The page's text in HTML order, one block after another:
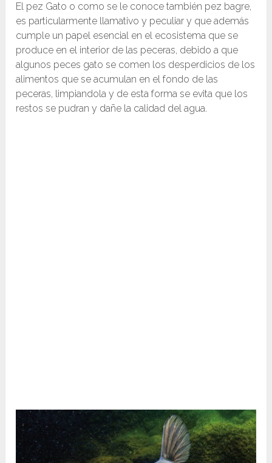
El pez Gato o como se le conoce también pez bagre,
es particularmente llamativo y peculiar y que además
cumple un papel esencial en el ecosistema que se
produce en el interior de las peceras, debido a que
algunos peces gato se comen los desperdicios de los
alimentos que se acumulan en el fondo de las
peceras, limpiandola y de esta forma se evita que los
restos se pudran y dañe la calidad del agua.